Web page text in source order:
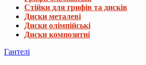
Стійки для грифів та дисків
Диски металеві
Диски олімпійські
Диски композитні
Гантелі